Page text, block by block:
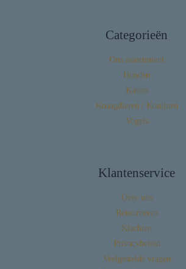
Categorieën
Ons assortiment
Honden
Katten
Knaagdieren / Konijnen
Vogels
Klantenservice
Over ons
Retourneren
Klachten
Privacybeleid
Veelgestelde vragen